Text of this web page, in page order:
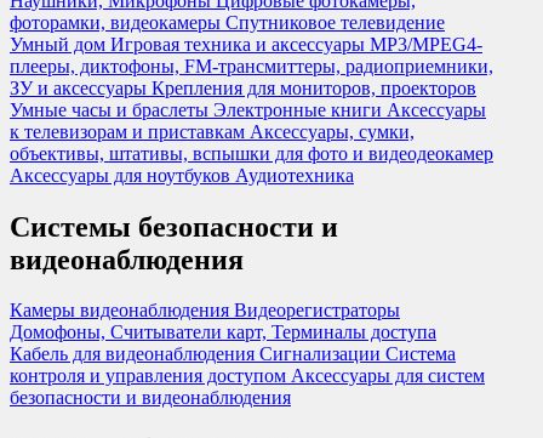
фоторамки, видеокамеры Спутниковое телевидение
Умный дом Игровая техника и аксессуары MP3/MPEG4-
плееры, диктофоны, FM-трансмиттеры, радиоприемники,
ЗУ и аксессуары Крепления для мониторов, проекторов
Умные часы и браслеты Электронные книги Аксессуары
к телевизорам и приставкам Аксессуары, сумки,
объективы, штативы, вспышки для фото и видеодеокамер
Аксессуары для ноутбуков Аудиотехника
Системы безопасности и
видеонаблюдения
Камеры видеонаблюдения Видеорегистраторы
Домофоны, Считыватели карт, Терминалы доступа
Кабель для видеонаблюдения Сигнализации Система
контроля и управления доступом Аксессуары для систем
безопасности и видеонаблюдения